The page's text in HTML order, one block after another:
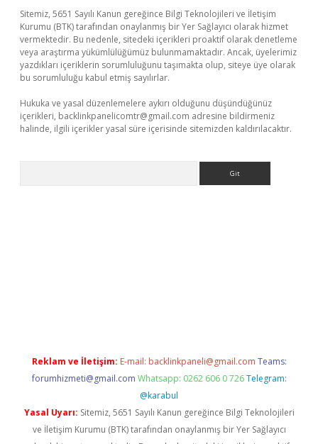
Sitemiz, 5651 Sayılı Kanun gereğince Bilgi Teknolojileri ve İletişim
Kurumu (BTK) tarafından onaylanmış bir Yer Sağlayıcı olarak hizmet
vermektedir. Bu nedenle, sitedeki içerikleri proaktif olarak denetleme
veya araştırma yükümlülüğümüz bulunmamaktadır. Ancak, üyelerimiz
yazdıkları içeriklerin sorumluluğunu taşımakta olup, siteye üye olarak
bu sorumluluğu kabul etmiş sayılırlar.
Hukuka ve yasal düzenlemelere aykırı olduğunu düşündüğünüz
içerikleri, backlinkpanelicomtr@gmail.com adresine bildirmeniz
halinde, ilgili içerikler yasal süre içerisinde sitemizden kaldırılacaktır.
Reklam ve İletişim: E-mail: backlinkpaneli@gmail.com Teams:
forumhizmeti@gmail.com Whatsapp: 0262 606 0 726 Telegram:
@karabul
Yasal Uyarı: Sitemiz, 5651 Sayılı Kanun gereğince Bilgi Teknolojileri
ve İletişim Kurumu (BTK) tarafından onaylanmış bir Yer Sağlayıcı